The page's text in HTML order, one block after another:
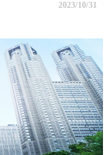
2023/10/31